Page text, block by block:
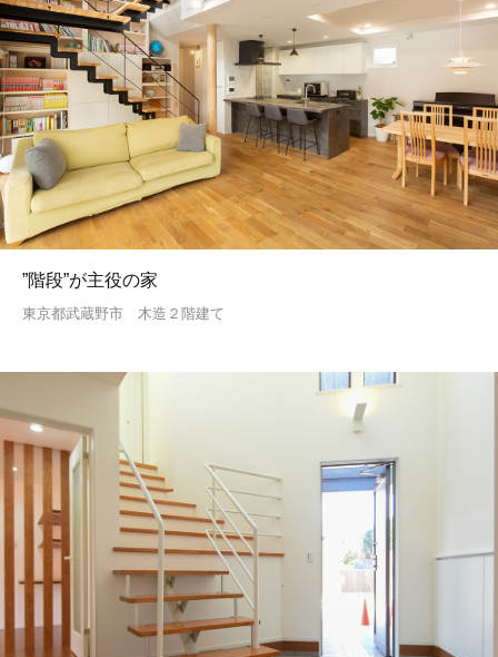
”階段”が主役の家
東京都武蔵野市 木造２階建て